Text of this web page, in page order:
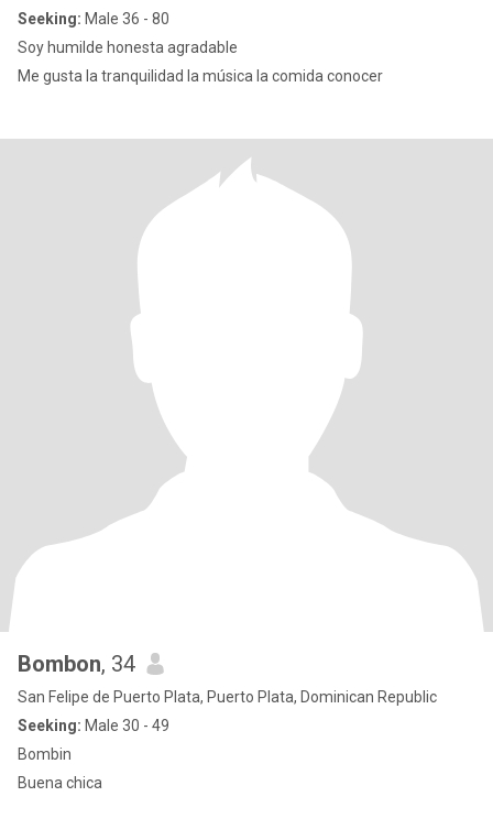
Seeking: Male 36 - 80
Soy humilde honesta agradable
Me gusta la tranquilidad la música la comida conocer
Bombon, 34
San Felipe de Puerto Plata, Puerto Plata, Dominican Republic
Seeking: Male 30 - 49
Bombin
Buena chica